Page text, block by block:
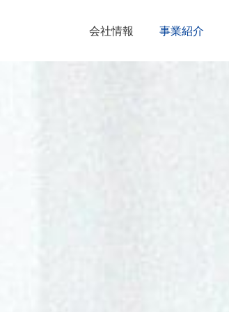
会社情報 事業紹介